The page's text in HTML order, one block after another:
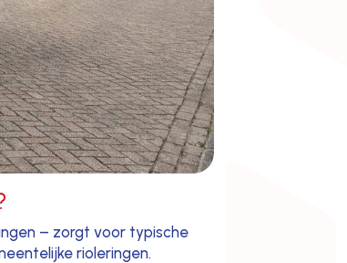
– zorgt voor typische
rioleringen.